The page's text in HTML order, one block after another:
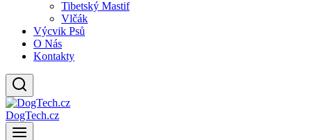
Tibetský Mastif
Vlčák
Výcvik Psů
O Nás
Kontakty
DogTech.cz